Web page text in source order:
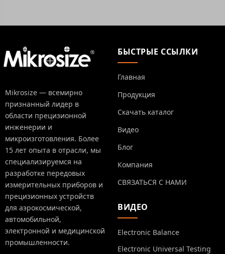
Mikrosize — всемирно
признанный лидер в
области прецизионной
инженерии и
микроизготовления. Более
15 лет опыта в отрасли, мы
специализируемся на
разработке передовых
измерительных приборов и
прецизионных устройств
для аэрокосмической,
автомобильной,
электронной и медицинской
промышленности.
БЫСТРЫЕ ССЫЛКИ
Главная
Продукция
Скачать каталог
Видео
Блог
Компания
СВЯЗАТЬСЯ С НАМИ
ВИДЕО
Electronic Balance
Electronic Universal Testing